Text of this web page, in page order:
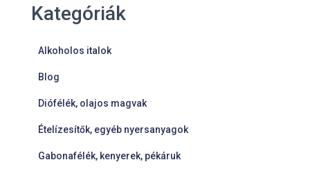
Kategóriák
Alkoholos italok
Blog
Diófélék, olajos magvak
Ételízesítők, egyéb nyersanyagok
Gabonafélék, kenyerek, pékáruk